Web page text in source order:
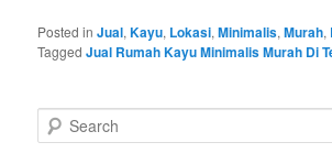
Posted in Jual,Kayu, Lokasi,Minimalis,Murah,
Tagged Jual Rumah Kayu Minimalis Murah Di
e